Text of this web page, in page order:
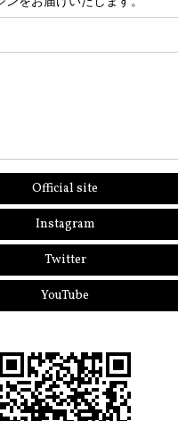
Official site
Instagram
Twitter
YouTube